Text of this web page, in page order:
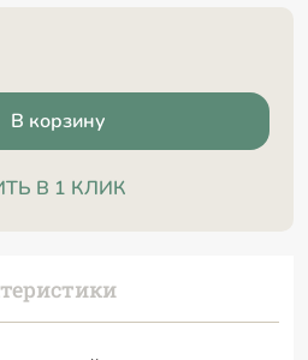
В корзину
В 1 КЛИК